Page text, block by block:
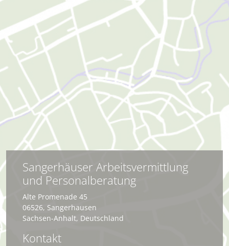
Sangerhäuser Arbeitsvermittlung
und Personalberatung
Alte Promenade 45
06526, Sangerhausen
Sachsen-Anhalt, Deutschland
Kontakt